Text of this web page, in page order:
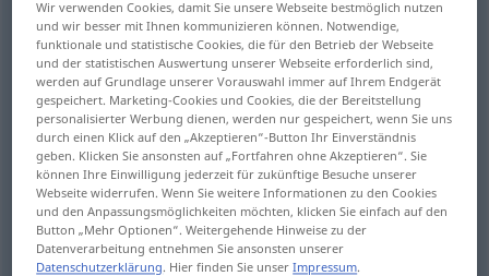
Zwillingm twin
Zwillingepl twin < PL>
Gegenstückn twin counterpart FIG
Wir verwenden Cookies, damit Sie unsere Webseite bestmöglich nutzen
und wir besser mit Ihnen kommunizieren können. Notwendige,
funktionale und statistische Cookies, die für den Betrieb der Webseite
und der statistischen Auswertung unserer Webseite erforderlich sind,
werden auf Grundlage unserer Vorauswahl immer auf Ihrem Endgerät
gespeichert. Marketing-Cookies und Cookies, die der Bereitstellung
personalisierter Werbung dienen, werden nur gespeichert, wenn Sie uns
durch einen Klick auf den „Akzeptieren“-Button Ihr Einverständnis
geben. Klicken Sie ansonsten auf „Fortfahren ohne Akzeptieren“. Sie
können Ihre Einwilligung jederzeit für zukünftige Besuche unserer
Webseite widerrufen. Wenn Sie weitere Informationen zu den Cookies
und den Anpassungsmöglichkeiten möchten, klicken Sie einfach auf den
Button „Mehr Optionen“. Weitergehende Hinweise zu der
Datenverarbeitung entnehmen Sie ansonsten unserer
Datenschutzerklärung. Hier finden Sie unserImpressum.